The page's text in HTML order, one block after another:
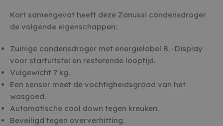
Kort samengevat heeft deze Zanussi condensdroger
de volgende eigenschappen:
Zuinige condensdroger met energielabel B. -Display
voor startuitstel en resterende looptijd.
Vulgewicht 7 kg.
Een sensor meet de vochtigheidsgraad van het
wasgoed.
Automatische cool down tegen kreuken.
Beveiligd tegen oververhitting.